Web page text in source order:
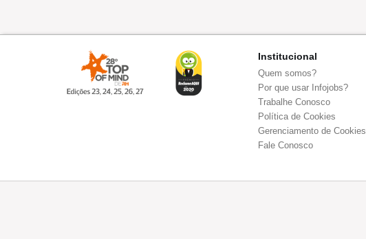
Institucional
Quem somos?
Por que usar Infojobs?
Trabalhe Conosco
Política de Cookies
Gerenciamento de Cookies
Fale Conosco